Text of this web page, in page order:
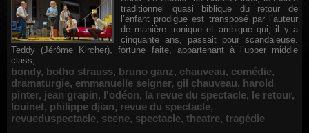
traditionnel quasi biblique du retour de
l’enfant prodigue est transposé par l’auteur
de manière ironique et ambigue qui, il y a
cinquante ans, passait pour scandaleuse.
Teddy (Jérôme Kircher), fortune faite, appartenant à l’upper middle
class,...
bondy, botho strauss, bruno ganz, chauveau, comédie,
dramaturgie, emmanuelle seigner, gil chauveau, harold
pinter, jean grapin, l'odéon, la revue du spectacle, le retour,
louinet, philippe djian, revue du spectacle,
revueduspectacle, scene, spectacle, theatre, tragédie